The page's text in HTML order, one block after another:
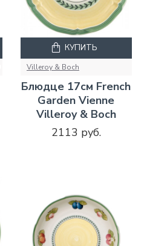
Villeroy & Boch
Блюдце 17см French
Garden Vienne
Villeroy & Boch
2113 руб.
КУПИТЬ